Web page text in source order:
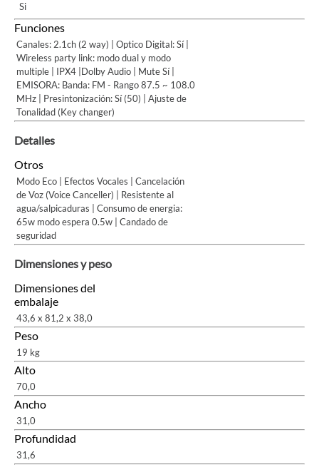
Si
Funciones
Canales: 2.1ch (2 way) | Optico Digital: Sí |
Wireless party link: modo dual y modo
multiple | IPX4 |Dolby Audio | Mute Sí |
EMISORA: Banda: FM - Rango 87.5 ~ 108.0
MHz | Presintonización: Sí (50) | Ajuste de
Tonalidad (Key changer)
Detalles
Otros
Modo Eco | Efectos Vocales | Cancelación
de Voz (Voice Canceller) | Resistente al
agua/salpicaduras | Consumo de energia:
65w modo espera 0.5w | Candado de
seguridad
Dimensiones y peso
Dimensiones del
embalaje
43,6 x 81,2 x 38,0
Peso
19 kg
Alto
70,0
Ancho
31,0
Profundidad
31,6